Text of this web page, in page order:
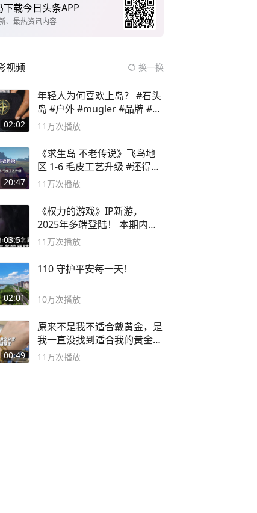
下载今日头条APP
、最热资讯内容
视频 换一换
02:02
年轻人为何喜欢上岛？ #石头
岛 #户外 #mugler #品牌 #足
球流氓
11万次播放
20:47
《求生岛 不老传说》飞鸟地
区 1-6 毛皮工艺升级 #还得是
主机大作
11万次播放
03:51
《权力的游戏》IP新游，
2025年多端登陆！ 本期内容
概要
11万次播放
02:01
110 守护平安每一天！
10万次播放
00:49
原来不是我不适合戴黄金，是
我一直没找到适合我的黄金
😭
11万次播放